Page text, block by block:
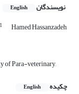
نویسندگان English
1 Hamed Hassanzadeh
of Para-veterinary,
چکیده
English